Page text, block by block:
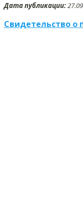
Дата публикации:27.09
Свидетельство о